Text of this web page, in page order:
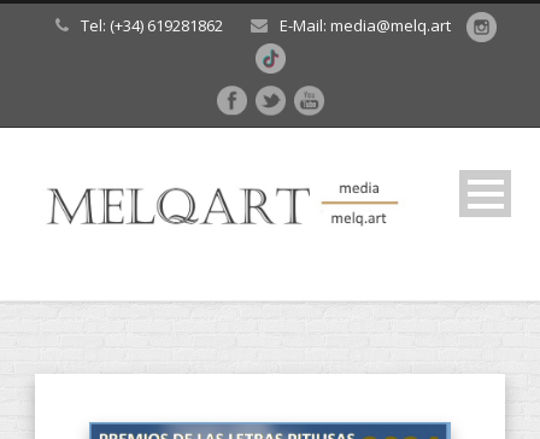
Tel: (+34) 619281862 E-Mail: media@melq.art